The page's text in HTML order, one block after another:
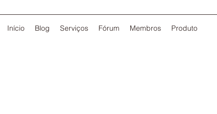
Início Blog Serviços Fórum Membros Produto